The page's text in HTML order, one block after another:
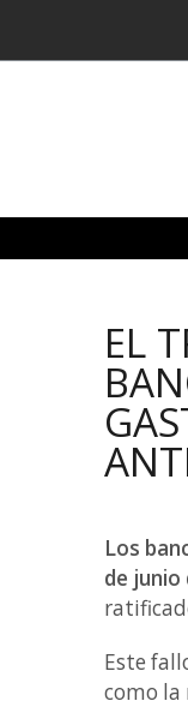
EL
Los
de junio
Este
como la